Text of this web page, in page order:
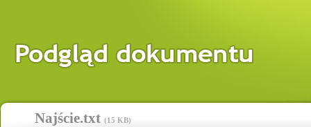
Najście.txt (15 KB)